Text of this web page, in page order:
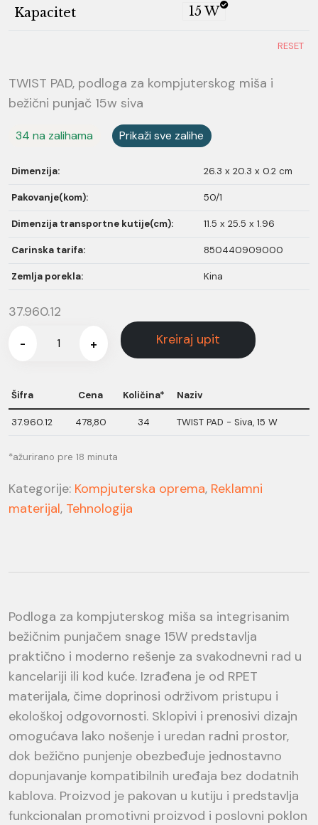
Kapacitet 15 W
RESET
TWIST PAD, podloga za kompjuterskog miša i
bežični punjač 15w siva
34 na zalihama Prikaži sve zalihe
Dimenzija: 26.3 x 20.3 x 0.2 cm
Pakovanje(kom): 50/1
Dimenzija transportne kutije(cm): 11.5 x 25.5 x 1.96
Carinska tarifa: 850440909000
Zemlja porekla: Kina
37.960.12
- + Kreiraj upit
Šifra Cena Količina* Naziv
37.960.12 478,80 34 TWIST PAD - Siva, 15 W
*ažurirano pre 18 minuta
Kategorije: Kompjuterska oprema, Reklamni
materijal, Tehnologija
Podloga za kompjuterskog miša sa integrisanim
bežičnim punjačem snage 15W predstavlja
praktično i moderno rešenje za svakodnevni rad u
kancelariji ili kod kuće. Izrađena je od RPET
materijala, čime doprinosi održivom pristupu i
ekološkoj odgovornosti. Sklopivi i prenosivi dizajn
omogućava lako nošenje i uredan radni prostor,
dok bežično punjenje obezbeđuje jednostavno
dopunjavanje kompatibilnih uređaja bez dodatnih
kablova. Proizvod je pakovan u kutiju i predstavlja
funkcionalan promotivni proizvod i poslovni poklon